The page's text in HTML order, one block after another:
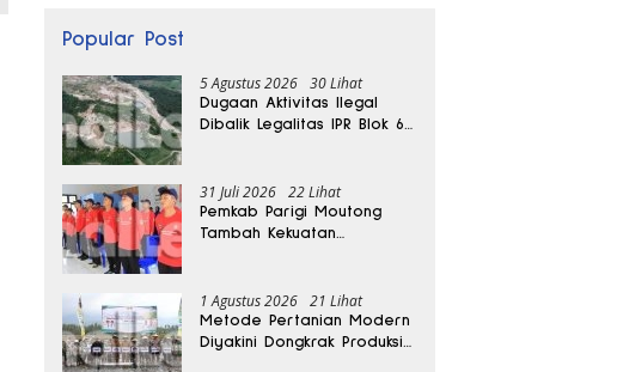
Popular Post
5 Agustus 2026 30 Lihat
Dugaan Aktivitas Ilegal
Dibalik Legalitas IPR Blok 6
31 Juli 2026 22 Lihat
Pemkab Parigi Moutong
Tambah Kekuatan
1 Agustus 2026 21 Lihat
Metode Pertanian Modern
Diyakini Dongkrak Produksi